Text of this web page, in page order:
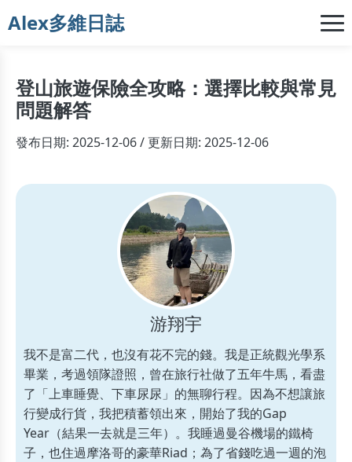
Alex多維日誌
登山旅遊保險全攻略：選擇比較與常見
問題解答
發布日期: 2025-12-06 / 更新日期: 2025-12-06
游翔宇
我不是富二代，也沒有花不完的錢。我是正統觀光學系
畢業，考過領隊證照，曾在旅行社做了五年牛馬，看盡
了「上車睡覺、下車尿尿」的無聊行程。因為不想讓旅
行變成行貨，我把積蓄領出來，開始了我的Gap
Year（結果一去就是三年）。我睡過曼谷機場的鐵椅
子，也住過摩洛哥的豪華Riad；為了省錢吃過一週的泡